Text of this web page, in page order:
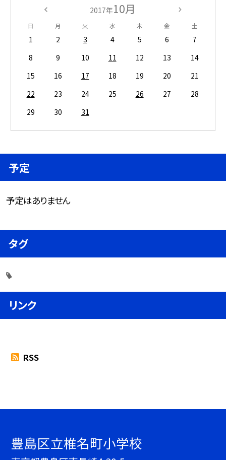
2017年10月
日 月 火 水 木 金 土
1 2 3 4 5 6
7
8
9 10 11 12 13
14
15
16 17 18 19 20
21
22
23 24 25 26 27
28
29
30 31
予定
予定はありません
タグ
リンク
RSS
豊島区立椎名町小学校